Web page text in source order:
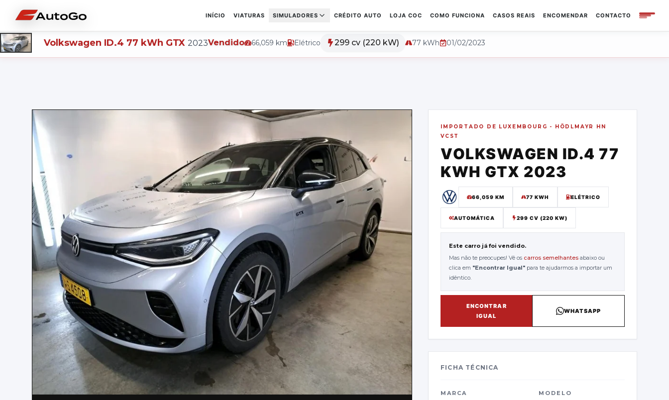
INÍCIO VIATURAS SIMULADORES CRÉDITO AUTO LOJA COC COMO FUNCIONA CASOS REAIS ENCOMENDAR CONTACTO
Volkswagen ID.4 77 kWh GTX 2023Vendido 66,059 km Elétrico 299 cv (220 kW) 77 kWh 01/02/2023
IMPORTADO DE LUXEMBOURG - HÖDLMAYR HN
VCST
VOLKSWAGEN ID.4 77
KWH GTX 2023
66,059 KM 77 KWH ELÉTRICO
AUTOMÁTICA 299 CV (220 KW)
Este carro já foi vendido.
Mas não te preocupes! Vê os carros semelhantes abaixo ou
clica em "Encontrar Igual" para te ajudarmos a importar um
idêntico.
ENCONTRAR
IGUAL
WHATSAPP
FICHA TÉCNICA
MARCA MODELO